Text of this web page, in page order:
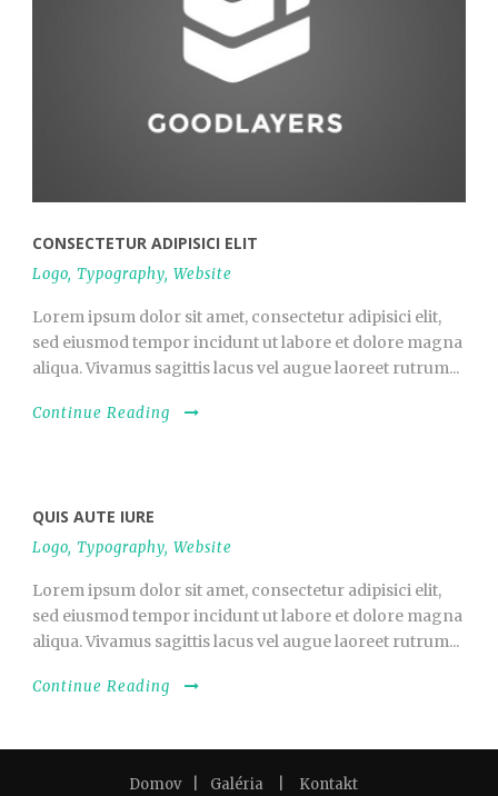
CONSECTETUR ADIPISICI ELIT
Logo, Typography, Website
Lorem ipsum dolor sit amet, consectetur adipisici elit,
sed eiusmod tempor incidunt ut labore et dolore magna
aliqua. Vivamus sagittis lacus vel augue laoreet rutrum...
Continue Reading
QUIS AUTE IURE
Logo, Typography, Website
Lorem ipsum dolor sit amet, consectetur adipisici elit,
sed eiusmod tempor incidunt ut labore et dolore magna
aliqua. Vivamus sagittis lacus vel augue laoreet rutrum...
Continue Reading
Domov Galéria Kontakt